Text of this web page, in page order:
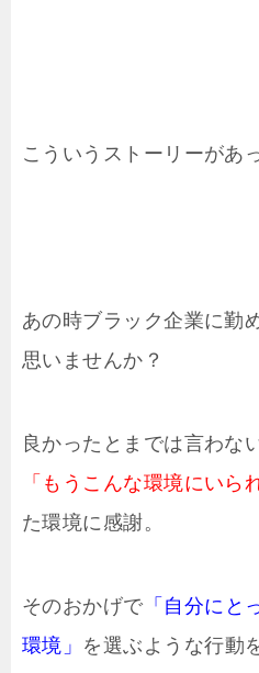
こういうストーリーがあ
あの時ブラック企業に勤
思いませんか？
良かったとまでは言わな
「もうこんな環境にいら
た環境に感謝。
そのおかげで「自分にと
環境」 を選ぶような行動